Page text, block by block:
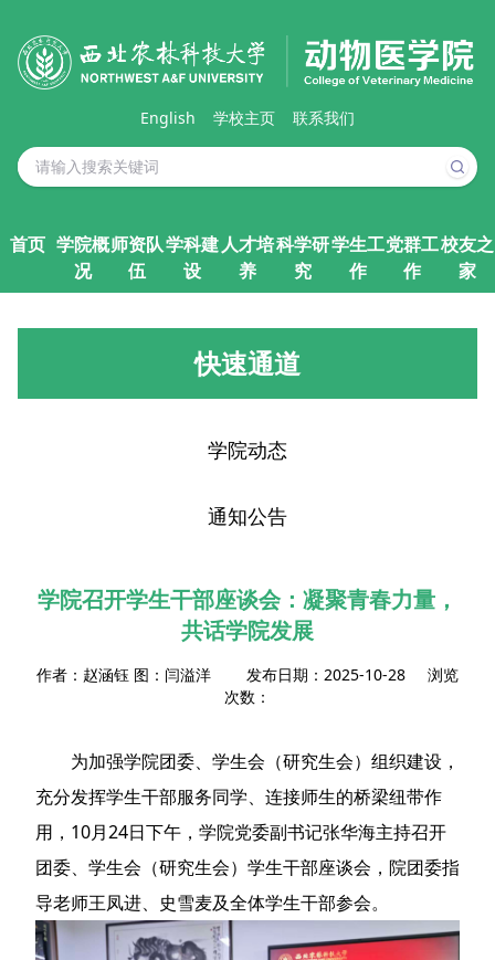
English 学校主页 联系我们
首页 学院概
况
师资队
伍
学科建
设
人才培
养
科学研
究
学生工
作
党群工
作
校友之
家
快速通道
学院动态
通知公告
学院召开学生干部座谈会：凝聚青春力量，
共话学院发展
作者：赵涵钰 图：闫溢洋 发布日期：2025-10-28 浏览
次数：
为加强学院团委、学生会（研究生会）组织建设，
充分发挥学生干部服务同学、连接师生的桥梁纽带作
用，10月24日下午，学院党委副书记张华海主持召开
团委、学生会（研究生会）学生干部座谈会，院团委指
导老师王凤进、史雪麦及全体学生干部参会。